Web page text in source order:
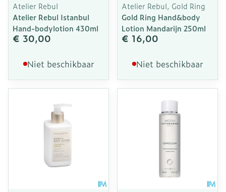
Atelier Rebul
Atelier Rebul Istanbul
Hand-bodylotion 430ml
€ 30,00
Niet beschikbaar
Atelier Rebul, Gold Ring
Gold Ring Hand&body
Lotion Mandarijn 250ml
€ 16,00
Niet beschikbaar